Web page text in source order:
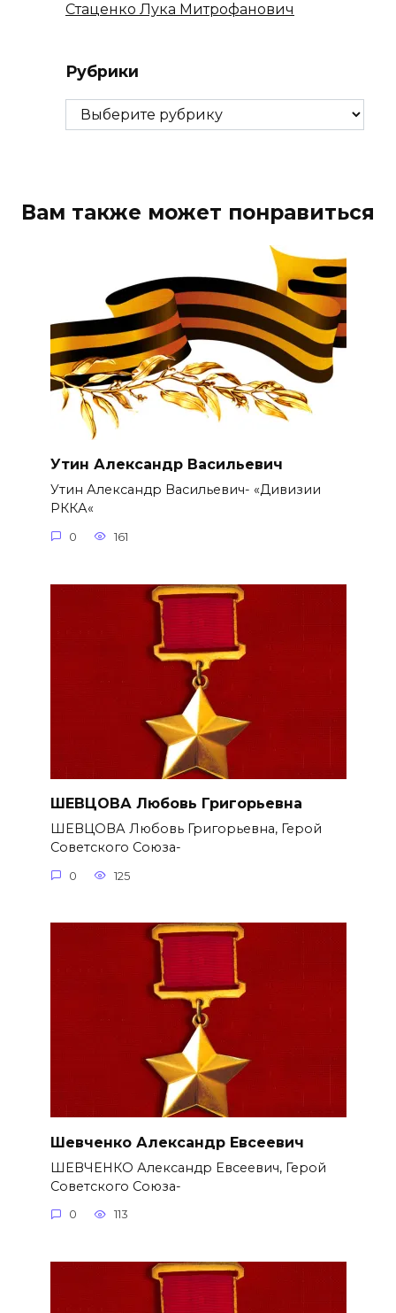
Стаценко Лука Митрофанович
Рубрики
Рубрики
Вам также может понравиться
Утин Александр Васильевич
Утин Александр Васильевич- «Дивизии
РККА«
0 161
ШЕВЦОВА Любовь Григорьевна
ШЕВЦОВА Любовь Григорьевна, Герой
Советского Союза-
0 125
Шевченко Александр Евсеевич
ШЕВЧЕНКО Александр Евсеевич, Герой
Советского Союза-
0 113